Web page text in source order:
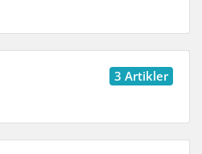
3 Artikler